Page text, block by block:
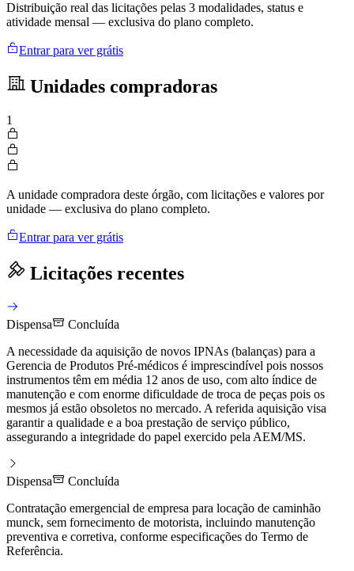
Distribuição real das licitações pelas 3 modalidades, status e
atividade mensal — exclusiva do plano completo.
Entrar para ver grátis
Unidades compradoras
1
A unidade compradora deste órgão, com licitações e valores por
unidade — exclusiva do plano completo.
Entrar para ver grátis
Licitações recentes
Dispensa
Concluída
A necessidade da aquisição de novos IPNAs (balanças) para a
Gerencia de Produtos Pré-médicos é imprescindível pois nossos
instrumentos têm em média 12 anos de uso, com alto índice de
manutenção e com enorme dificuldade de troca de peças pois os
mesmos já estão obsoletos no mercado. A referida aquisição visa
garantir a qualidade e a boa prestação de serviço público,
assegurando a integridade do papel exercido pela AEM/MS.
Dispensa
Concluída
Contratação emergencial de empresa para locação de caminhão
munck, sem fornecimento de motorista, incluindo manutenção
preventiva e corretiva, conforme especificações do Termo de
Referência.